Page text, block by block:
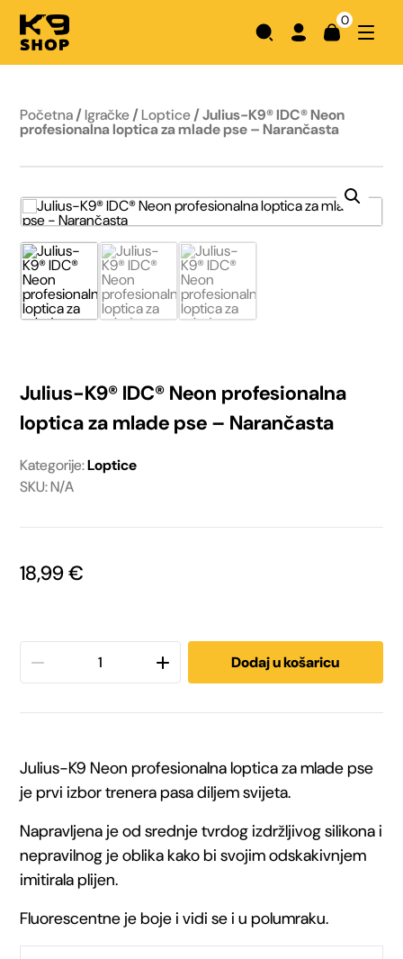
0
Početna/Igračke/Loptice/ Julius-K9® IDC® Neon
profesionalna loptica za mlade pse – Narančasta
Julius-K9® IDC® Neon profesionalna
loptica za mlade pse – Narančasta
Kategorije:Loptice
SKU: N/A
18,99€
Julius-
Neon
loptica
Dodaj u košaricu
Julius-K9 Neon profesionalna loptica za mlade pse
je prvi izbor trenera pasa diljem svijeta.
Napravljena je od srednje tvrdog izdržljivog silikona i
nepravilnog je oblika kako bi svojim odskakivnjem
imitirala plijen.
Fluorescentne je boje i vidi se i u polumraku.